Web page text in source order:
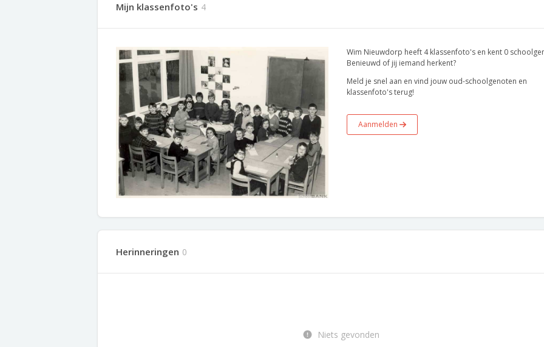
Mijn klassenfoto's 4
Wim Nieuwdorp heeft 4 klassenfoto's en kent 0
Benieuwd of jij iemand herkent?
Meld je snel aan en vind jouw oud-schoolgenoten en
klassenfoto's terug!
Aanmelden
Herinneringen 0
Niets gevonden